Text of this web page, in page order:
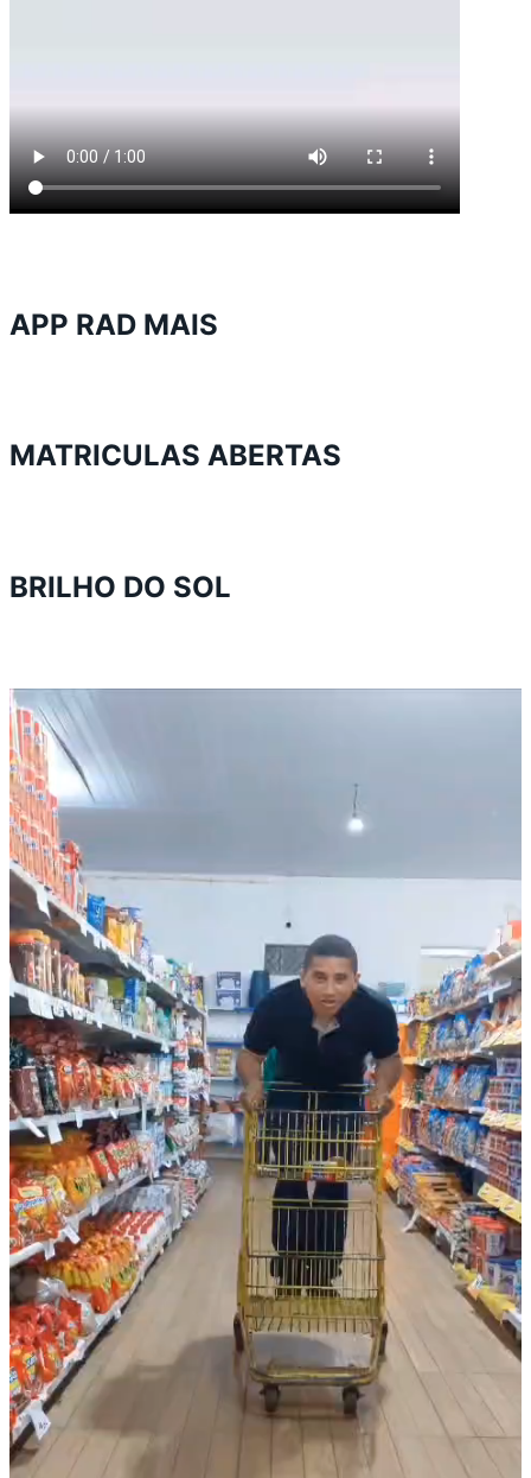
APP RAD MAIS
MATRICULAS ABERTAS
BRILHO DO SOL